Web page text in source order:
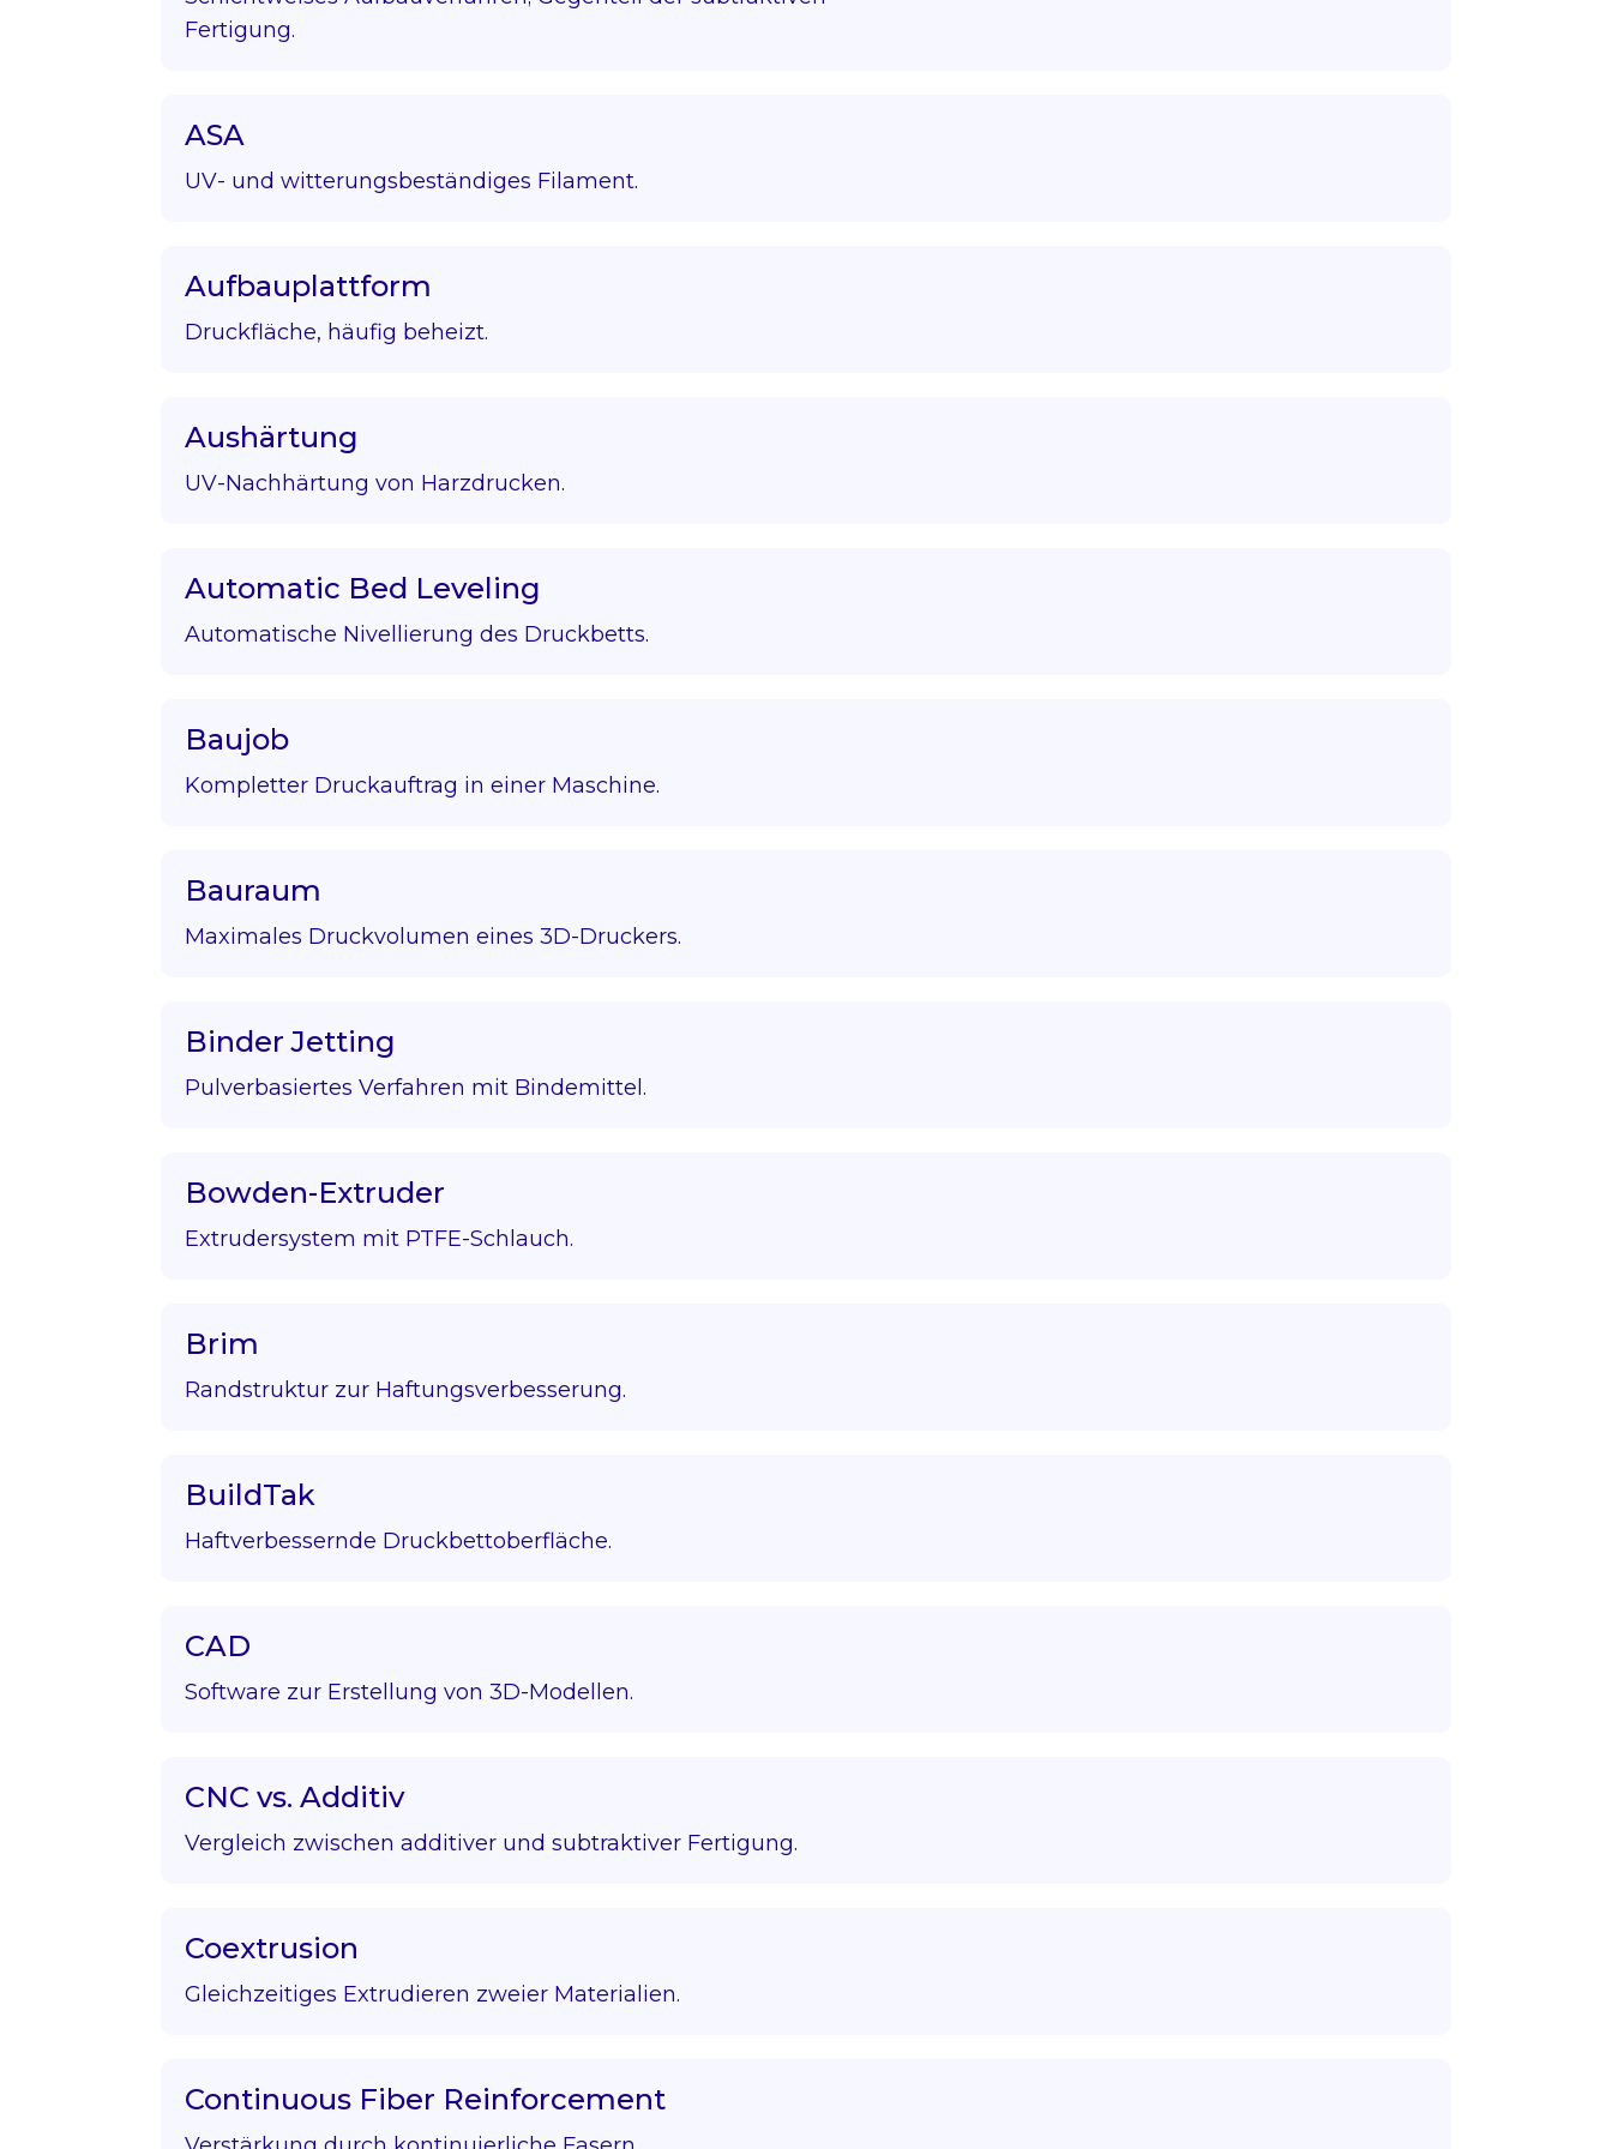
Fertigung.
ASA
UV- und witterungsbeständiges Filament.
Aufbauplattform
Druckfläche, häufig beheizt.
Aushärtung
UV-Nachhärtung von Harzdrucken.
Automatic Bed Leveling
Automatische Nivellierung des Druckbetts.
Baujob
Kompletter Druckauftrag in einer Maschine.
Bauraum
Maximales Druckvolumen eines 3D-Druckers.
Binder Jetting
Pulverbasiertes Verfahren mit Bindemittel.
Bowden-Extruder
Extrudersystem mit PTFE-Schlauch.
Brim
Randstruktur zur Haftungsverbesserung.
BuildTak
Haftverbessernde Druckbettoberfläche.
CAD
Software zur Erstellung von 3D-Modellen.
CNC vs. Additiv
Vergleich zwischen additiver und subtraktiver Fertigung.
Coextrusion
Gleichzeitiges Extrudieren zweier Materialien.
Continuous Fiber Reinforcement